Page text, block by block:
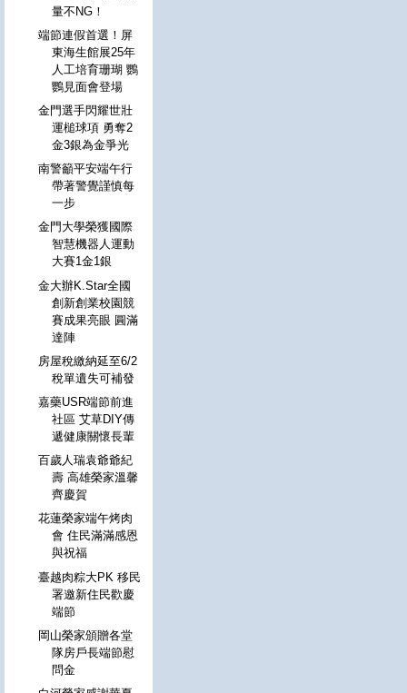
量不NG！
端節連假首選！屏
東海生館展25年
人工培育珊瑚 鸚
鸚見面會登場
金門選手閃耀世壯
運槌球項 勇奪2
金3銀為金爭光
南警籲平安端午行
帶著警覺謹慎每
一步
金門大學榮獲國際
智慧機器人運動
大賽1金1銀
金大辦K.Star全國
創新創業校園競
賽成果亮眼 圓滿
達陣
房屋稅繳納延至6/2
稅單遺失可補發
嘉藥USR端節前進
社區 艾草DIY傳
遞健康關懷長輩
百歲人瑞袁爺爺紀
壽 高雄榮家溫馨
齊慶賀
花蓮榮家端午烤肉
會 住民滿滿感恩
與祝福
臺越肉粽大PK 移民
署邀新住民歡慶
端節
岡山榮家頒贈各堂
隊房戶長端節慰
問金